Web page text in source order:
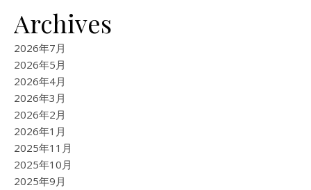
Archives
2026年7月
2026年5月
2026年4月
2026年3月
2026年2月
2026年1月
2025年11月
2025年10月
2025年9月